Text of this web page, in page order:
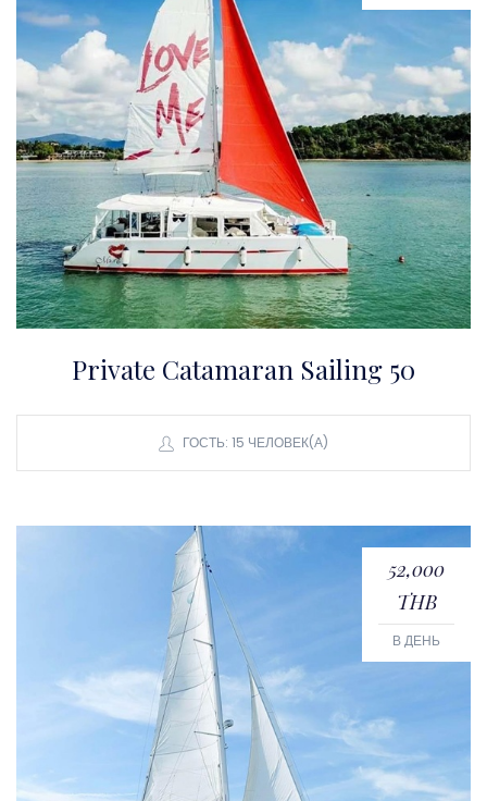
Private Catamaran Sailing 50
ГОСТЬ: 15 ЧЕЛОВЕК(А)
52,000
THB
В ДЕНЬ